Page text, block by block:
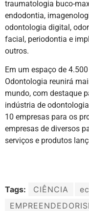
traumatologia buco-
endodontia,
odontologia digital,
facial, periodontia e
outros.
Em um espaço de
Odontologia reunirá
mundo, com destaque
indústria de
10 empresas para os
empresas de diversos
serviços e produtos
Tags: CIÊNCIA